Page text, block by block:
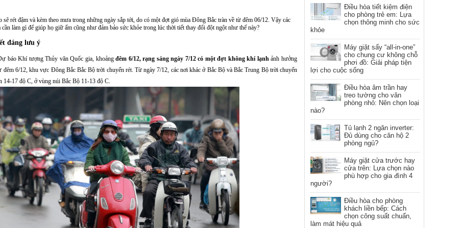
sẽ rét đậm và kèm theo mưa trong những ngày sắp tới, do có một đợt gió mùa Đông Bắc tràn về từ đêm 06/12. Vậy các
làm gì để giúp họ giữ ấm cũng như đảm bảo sức khỏe trong lúc thời tiết thay đổi đột ngột như thế này?
đáng lưu ý
báo Khí tượng Thủy văn Quốc gia, khoảngđêm 6/12, rạng sáng ngày 7/12 có một đợt không khí lạnhảnh hưởng
đêm 6/12, khu vực Đông Bắc Bắc Bộ trời chuyển rét. Từ ngày 7/12, các nơi khác ở Bắc Bộ và Bắc Trung Bộ trời chuyển
14-17 độ C, ở vùng núi Bắc Bộ 11-13 độ C.
Điều hòa tiết kiệm điện
cho phòng trẻ em: Lựa
chọn thông minh cho sức
khỏe
Máy giặt sấy “all-in-one”
cho chung cư không chỗ
phơi đồ: Giải pháp tiện
lợi cho cuộc sống
Điều hòa âm trần hay
treo tường cho văn
phòng nhỏ: Nên chọn loại
nào?
Tủ lạnh 2 ngăn inverter:
Đủ dùng cho căn hộ 2
phòng ngủ?
Máy giặt cửa trước hay
cửa trên: Lựa chọn nào
phù hợp cho gia đình 4
người?
Điều hòa cho phòng
khách liền bếp: Cách
chọn công suất chuẩn,
làm mát hiệu quả